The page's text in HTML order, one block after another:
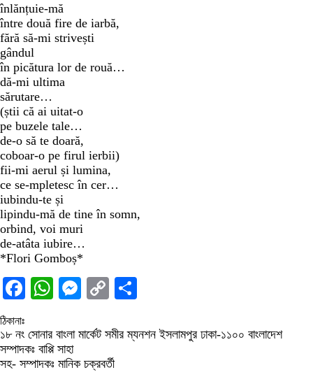
înlănțuie-mă
între două fire de iarbă,
fără să-mi strivești
gândul
în picătura lor de rouă…
dă-mi ultima
sărutare…
(știi că ai uitat-o
pe buzele tale…
de-o să te doară,
coboar-o pe firul ierbii)
fii-mi aerul și lumina,
ce se-mpletesc în cer…
iubindu-te și
lipindu-mă de tine în somn,
orbind, voi muri
de-atâta iubire…
*Flori Gomboș*
Facebook
WhatsApp
Messenger
Copy
ঠিকানাঃ
১৮ নং সোনার বাংলা মার্কেট সমীর ম্যনশন ইসলামপুর ঢাকা-১১০০ বাংলাদেশ
সম্পাদকঃ বাপ্পি সাহা
সহ- সম্পাদকঃ মানিক চক্রবর্তী